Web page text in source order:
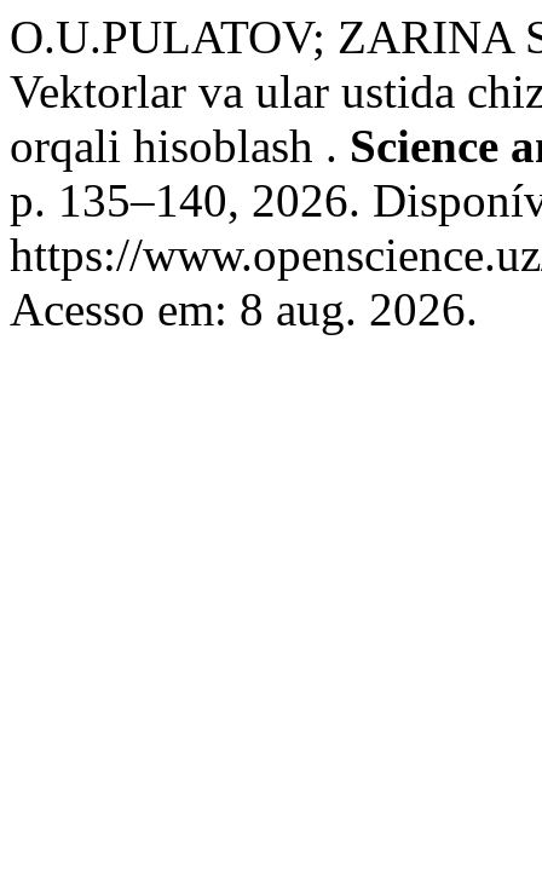
O.U.PULATOV; ZARINA
Vektorlar va ular ustida
orqali hisoblash . Science
p. 135–140, 2026.
https://
Acesso em: 8 aug. 2026.